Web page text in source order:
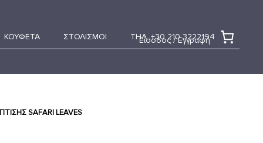
Είσοδος / Εγγραφή
ΚΟΥΦΕΤΑ ΣΤΟΛΙΣΜΟΙ ΤΗΛ. +30 210 3222194
SAFARI LEAVES